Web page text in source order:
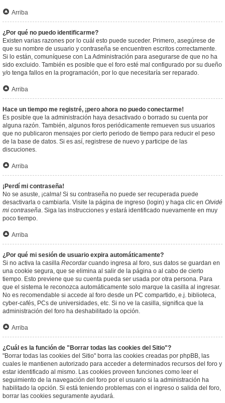
Arriba
¿Por qué no puedo identificarme?
Existen varias razones por lo cuál esto puede suceder. Primero, asegúrese de
que su nombre de usuario y contraseña se encuentren escritos correctamente.
Si lo están, comuníquese con La Administración para asegurarse de que no ha
sido excluido. También es posible que el foro esté mal configurado por su dueño
y/o tenga fallos en la programación, por lo que necesitaría ser reparado.
Arriba
Hace un tiempo me registré, ¡pero ahora no puedo conectarme!
Es posible que la administración haya desactivado o borrado su cuenta por
alguna razón. También, algunos foros periódicamente remueven sus usuarios
que no publicaron mensajes por cierto periodo de tiempo para reducir el peso
de la base de datos. Si es así, registrese de nuevo y participe de las
discuciones.
Arriba
¡Perdí mi contraseña!
No se asuste, ¡calma! Si su contraseña no puede ser recuperada puede
desactivarla o cambiarla. Visite la página de ingreso (login) y haga clic en Olvidé
mi contraseña. Siga las instrucciones y estará identificado nuevamente en muy
poco tiempo.
Arriba
¿Por qué mi sesión de usuario expira automáticamente?
Si no activa la casilla Recordarcuando ingresa al foro, sus datos se guardan en
una cookie segura, que se elimina al salir de la página o al cabo de cierto
tiempo. Esto previene que su cuenta pueda ser usada por otra persona. Para
que el sistema le reconozca automáticamente solo marque la casilla al ingresar.
No es recomendable si accede al foro desde un PC compartido, e.j. biblioteca,
cyber-cafés, PCs de universidades, etc. Si no ve la casilla, significa que la
administración del foro ha deshabilitado la opción.
Arriba
¿Cuál es la función de "Borrar todas las cookies del Sitio"?
"Borrar todas las cookies del Sitio" borra las cookies creadas por phpBB, las
cuales le mantienen autorizado para acceder a determinados recursos del foro y
estar identificado al mismo. Las cookies proveen funciones como leer el
seguimiento de la navegación del foro por el usuario si la administración ha
habilitado la opción. Si está teniendo problemas con el ingreso o salida del foro,
borrar las cookies seguramente ayudará.